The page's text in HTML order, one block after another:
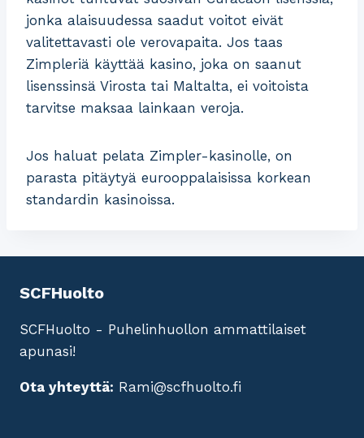
jonka alaisuudessa saadut voitot eivät
valitettavasti ole verovapaita. Jos taas
Zimpleriä käyttää kasino, joka on saanut
lisenssinsä Virosta tai Maltalta, ei voitoista
tarvitse maksaa lainkaan veroja.
Jos haluat pelata Zimpler-kasinolle, on
parasta pitäytyä eurooppalaisissa korkean
standardin kasinoissa.
SCFHuolto
SCFHuolto - Puhelinhuollon ammattilaiset
apunasi!
Ota yhteyttä: Rami@scfhuolto.fi